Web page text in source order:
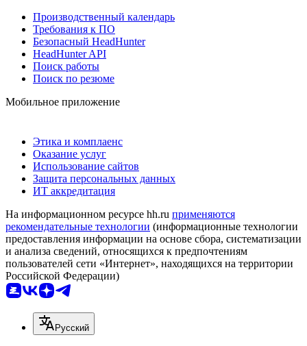
Производственный календарь
Требования к ПО
Безопасный HeadHunter
HeadHunter API
Поиск работы
Поиск по резюме
Мобильное приложение
Этика и комплаенс
Оказание услуг
Использование сайтов
Защита персональных данных
ИТ аккредитация
На информационном ресурсе hh.ru применяются
рекомендательные технологии (информационные технологии
предоставления информации на основе сбора, систематизации
и анализа сведений, относящихся к предпочтениям
пользователей сети «Интернет», находящихся на территории
Российской Федерации)
Русский